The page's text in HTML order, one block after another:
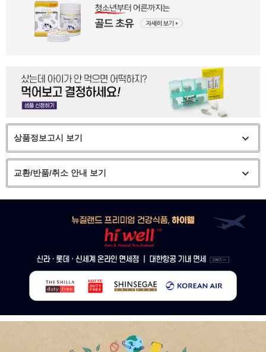
상품정보고시 보기
교환/반품/취소 안내 보기